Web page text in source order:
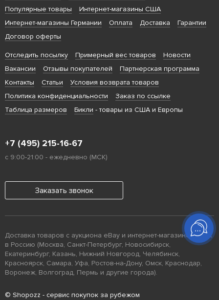
Популярные товары
Интернет-магазины США
Интернет-магазины Германии
Оплата Доставка
Гарантии
Договор оферты
Отследить посылку Примерный вес товаров
Новости
Вакансии
Отзывы покупателей
Партнерская программа
Контакты
Статьи
Условия возврата товаров
Политика конфиденциальности
Заказ по ссылке
Таблица размеров
Бикли - товары из США и Европы
+7 (495) 215-16-67
с 9:00-21:00 - ежедневно (МСК)
Заказать звонок
Доставка товаров с аукциона eBay и интернет-магазинов США
в Россию (Москва, Санкт-Петербург, Новосибирск,
Екатеринбург, Казань, Нижний Новгород, Челябинск,
Красноярск, Самара, Уфа, Ростов-на-Дону, Омск, Краснодар,
Воронеж, Волгоград, Пермь и другие города).
© Shopozz - сервис покупок за рубежом